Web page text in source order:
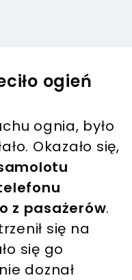
ogień
ognia, było
Okazało się,
z pasażerów.
się na
się go
doznał